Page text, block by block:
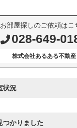
お部屋探しのご依頼はこ
028-649-
株式会社あるある不動産
状況
つかりました